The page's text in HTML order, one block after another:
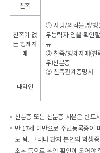
친족
① 사망/의식불명/행
무능력자 임을 확인
류
② 친족/형제자매(친
우)신분증
③ 친족관계증명서
친족이 없
는 형제자
매
대리인
신분증 또는 신분증 사본은 반드
만 17세 미만으로 주민등록증이
도 됨. 그러나 환자 본인의 학생
초본 등으로 본인 확인이 되어야